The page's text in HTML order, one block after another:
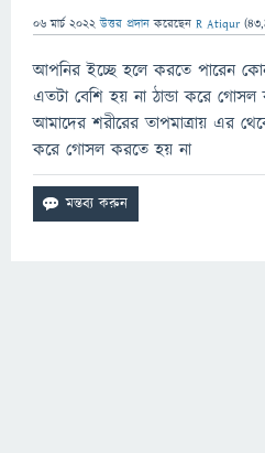
06 মার্চ 2022 উত্তর প্রদান করেছেন R Atiqur (
আপনির ইচ্ছে হলে করতে পারেন কোন
এতটা বেশি হয় না ঠান্ডা করে
আমাদের শরীরের তাপমাত্রায় এর
করে গোসল করতে হয় না